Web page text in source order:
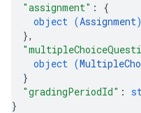
"assignment" : {
object (Assignment)
},
object (
}
"gradingPeriodId" :
}